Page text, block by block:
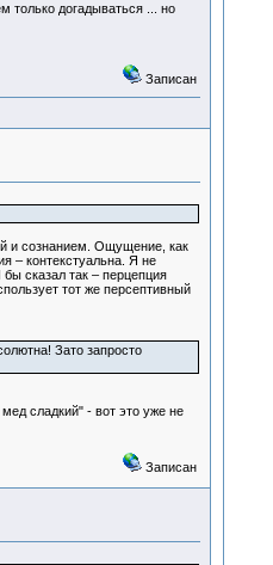
только догадываться ... но
Записан
и сознанием. Ощущение, как
– контекстуальна. Я не
сказал так – перцепция
тот же персептивный
Зато запросто
сладкий" - вот это уже не
Записан